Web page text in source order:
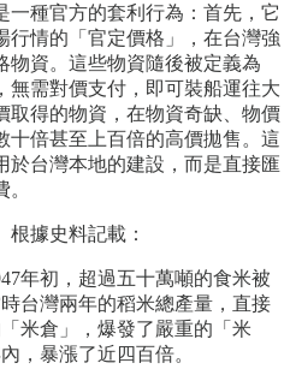
一種官方的套利行為：首先，它
行情的「官定價格」，在台灣強
物資。這些物資隨後被定義為
無需對價支付，即可裝船運往大
取得的物資，在物資奇缺、物價
十倍甚至上百倍的高價拋售。這
於台灣本地的建設，而是直接匯
據史料記載：
年初，超過五十萬噸的食米被
台灣兩年的稻米總產量，直接
米倉」，爆發了嚴重的「米
，暴漲了近四百倍。